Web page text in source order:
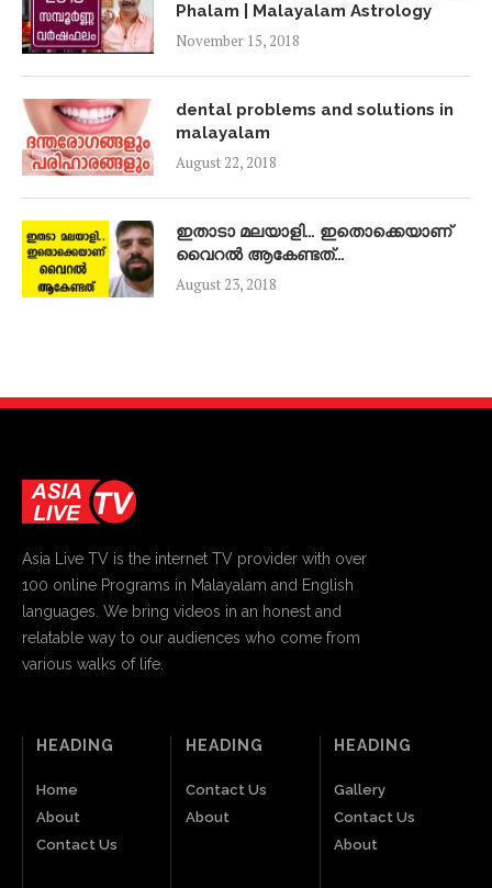
Phalam | Malayalam Astrology
November 15, 2018
dental problems and solutions in
malayalam
August 22, 2018
ഇതാടാ മലയാളി… ഇതൊക്കെയാണ്
വൈറൽ ആകേണ്ടത്…
August 23, 2018
Asia Live TV is the internet TV provider with over
100 online Programs in Malayalam and English
languages. We bring videos in an honest and
relatable way to our audiences who come from
various walks of life.
HEADING
Home
About
Contact Us
HEADING
Contact Us
About
HEADING
Gallery
Contact Us
About